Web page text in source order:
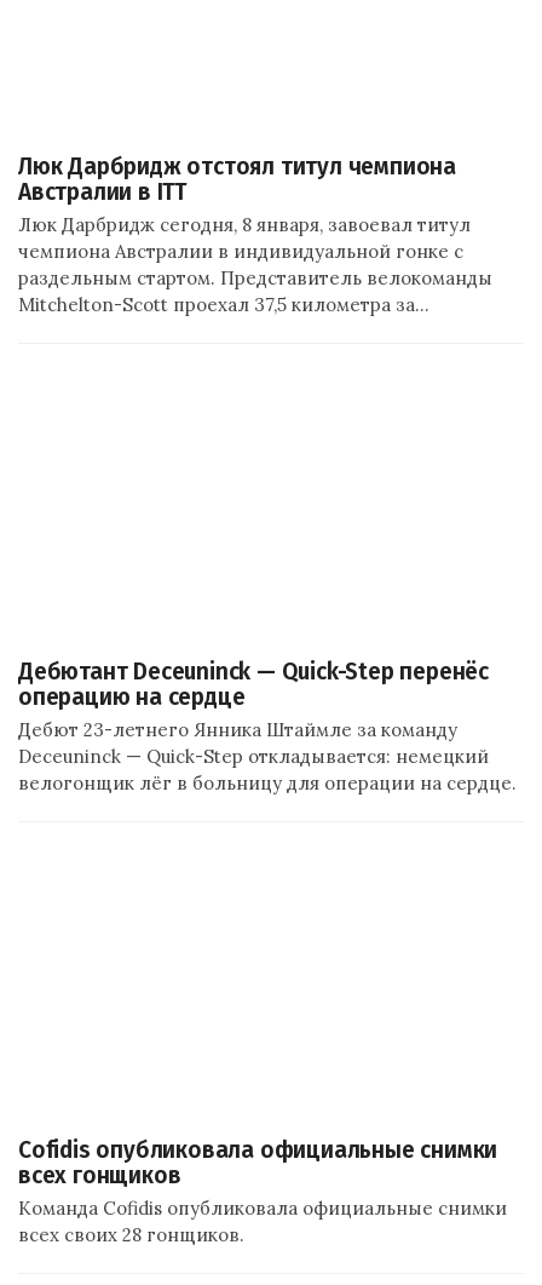
Люк Дарбридж отстоял титул чемпиона
Австралии в ITT
Люк Дарбридж сегодня, 8 января, завоевал титул
чемпиона Австралии в индивидуальной гонке с
раздельным стартом. Представитель велокоманды
Mitchelton-Scott проехал 37,5 километра за…
Дебютант Deceuninck — Quick-Step перенёс
операцию на сердце
Дебют 23-летнего Янника Штаймле за команду
Deceuninck — Quick-Step откладывается: немецкий
велогонщик лёг в больницу для операции на сердце.
Cofidis опубликовала официальные снимки
всех гонщиков
Команда Cofidis опубликовала официальные снимки
всех своих 28 гонщиков.